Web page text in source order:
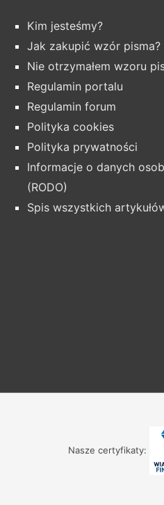
Kim jesteśmy?
Jak zakupić wzór pisma?
Nie otrzymałem wzoru
Regulamin portalu
Regulamin forum
Polityka cookies
Polityka prywatności
Informacje o danych
(RODO)
Spis wszystkich
Nasze certyfikaty: